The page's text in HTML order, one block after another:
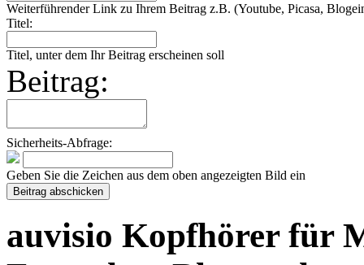
Weiterführender Link zu Ihrem Beitrag z.B. (Youtube, Picasa,
Titel:
Titel, unter dem Ihr Beitrag erscheinen soll
Beitrag:
Sicherheits-Abfrage:
Geben Sie die Zeichen aus dem oben angezeigten Bild ein
auvisio Kopfhörer für